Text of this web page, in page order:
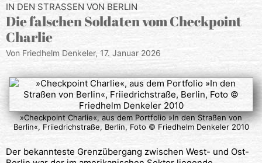
IN DEN STRASSEN VON BERLIN
Die falschen Soldaten vom Checkpoint
Charlie
Von Friedhelm Denkeler, 17. Januar 2026
»Checkpoint Charlie«, aus dem Portfolio »In den Straßen von
Berlin«, Friiedrichstraße, Berlin, Foto © Friedhelm Denkeler 2010
Der bekannteste Grenzübergang zwischen West- und Ost-